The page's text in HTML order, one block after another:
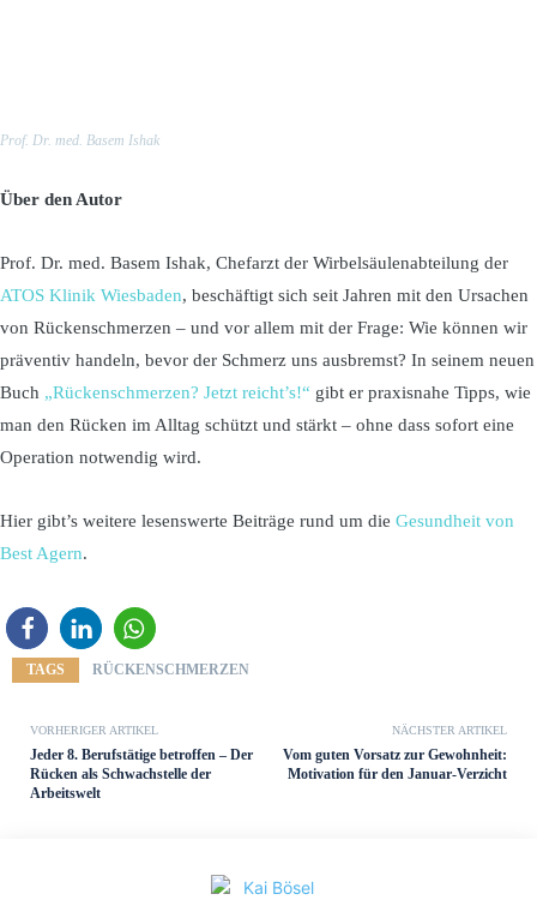
Prof. Dr. med. Basem Ishak
Über den Autor
Prof. Dr. med. Basem Ishak, Chefarzt der Wirbelsäulenabteilung der
ATOS Klinik Wiesbaden, beschäftigt sich seit Jahren mit den Ursachen
von Rückenschmerzen – und vor allem mit der Frage: Wie können wir
präventiv handeln, bevor der Schmerz uns ausbremst? In seinem neuen
Buch „Rückenschmerzen? Jetzt reicht’s!“ gibt er praxisnahe Tipps, wie
man den Rücken im Alltag schützt und stärkt – ohne dass sofort eine
Operation notwendig wird.
Hier gibt’s weitere lesenswerte Beiträge rund um die Gesundheit von
Best Agern.
TAGS RÜCKENSCHMERZEN
VORHERIGER ARTIKEL
Jeder 8. Berufstätige betroffen – Der
Rücken als Schwachstelle der
Arbeitswelt
NÄCHSTER ARTIKEL
Vom guten Vorsatz zur Gewohnheit:
Motivation für den Januar-Verzicht